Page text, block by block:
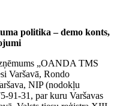
politika – demo konts,
„OANDA TMS
Varšavā, Rondo
NIP (nodokļu
91-31, par kuru Varšavas